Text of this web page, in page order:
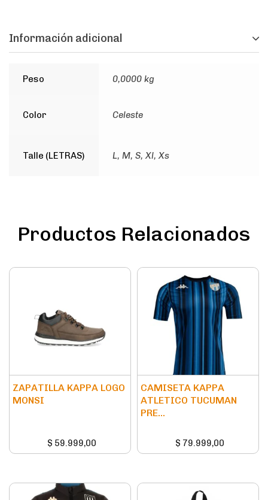
Información adicional
Peso 0,0000 kg
Color Celeste
Talle (LETRAS) L, M, S, Xl, Xs
Productos Relacionados
ZAPATILLA KAPPA LOGO
MONSI
$ 59.999,00
CAMISETA KAPPA
ATLETICO TUCUMAN
PRE...
$ 79.999,00